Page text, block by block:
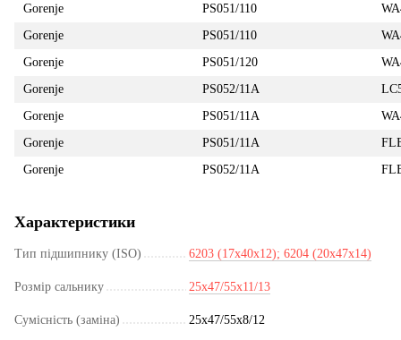
Gorenje
PS051/110
Gorenje
PS051/110
Gorenje
PS051/120
Gorenje
PS052/11A
Gorenje
PS051/11A
Gorenje
PS051/11A
Gorenje
PS052/11A
Характеристики
Тип підшипнику (ISO) 6203 (17x40x12); 6204 (20x47x14)
Розмір сальнику 25x47/55x11/13
Сумісність (заміна) 25x47/55x8/12